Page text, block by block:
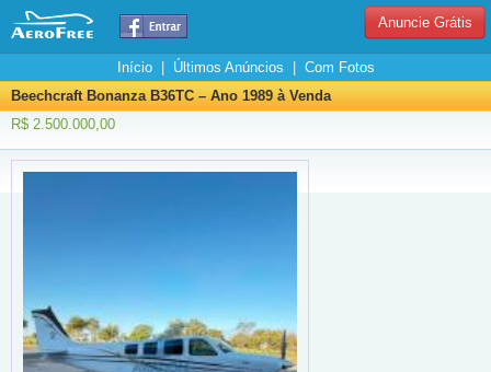
Anuncie Grátis
Início| Últimos Anúncios
Com Fotos
Beechcraft Bonanza B36TC – Ano 1989 à Venda
R$ 2.500.000,00